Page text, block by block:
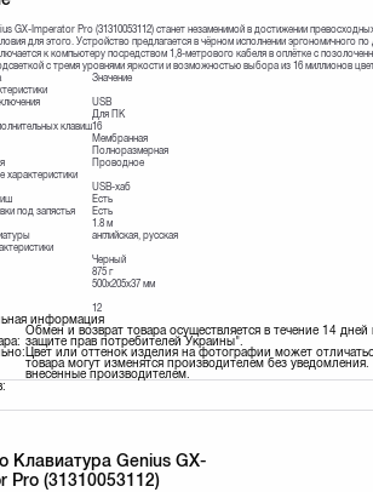
GX-Imperator Pro (31310053112) станет незаменимой в достижении
для этого. Устройство предлагается в чёрном исполнении эргономичного
к компьютеру посредством 1,8-метрового кабеля в оплётке с
с тремя уровнями яркости и возможностью выбора из 16 миллионов
Значение
USB
Для ПК
клавиш16
Мембранная
Полноразмерная
Проводное
характеристики
USB-хаб
Есть
под запястья
Есть
1.8 м
английская, русская
Черный
875 г
500x205x37 мм
12
информация
Обмен и возврат товара осуществляется в течение 14
защите прав потребителей Украины".
Цвет или оттенок изделия на фотографии может
товара могут изменятся производителем без
внесенные производителем.
Клавиатура Genius GX-
Pro (31310053112)